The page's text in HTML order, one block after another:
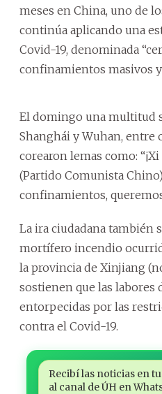
meses en China, uno de
continúa aplicando una
Covid-19, denominada
confinamientos masivos y
El domingo una multitud
Shanghái y Wuhan, entre
corearon lemas como:
(Partido Comunista
confinamientos,
La ira ciudadana también
mortífero incendio
la provincia de Xinjiang
sostienen que las labores
entorpecidas por las
contra el Covid-19.
Recibí las noticias en
al canal de ÚH en